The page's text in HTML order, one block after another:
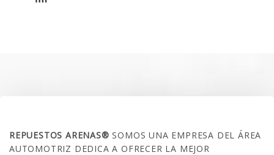
REPUESTOS ARENAS®SOMOS UNA EMPRESA DEL ÁREA
AUTOMOTRIZ DEDICA A OFRECER LA MEJOR